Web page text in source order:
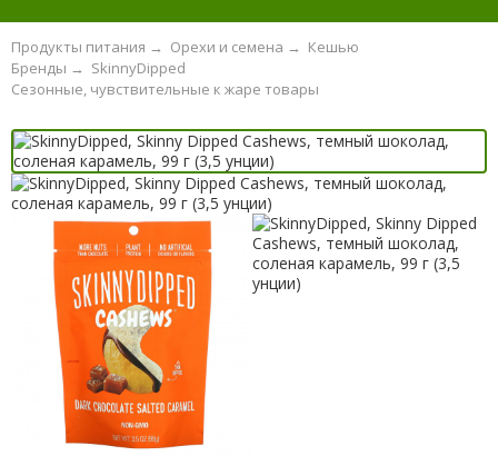
Продукты питания → Орехи и семена → Кешью
SkinnyDipped
Бренды →
Сезонные, чувствительные к жаре товары